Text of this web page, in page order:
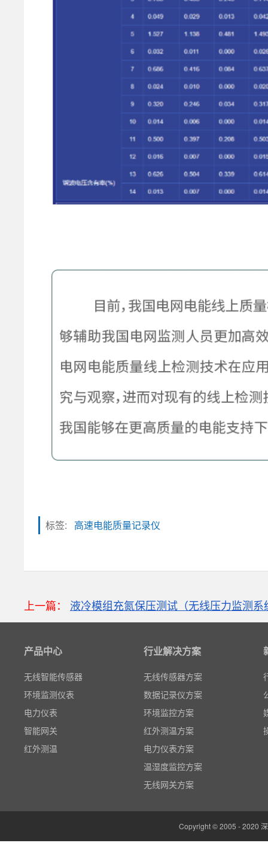
标签: 高速电能质量记录仪
上一篇： 液冷模组充氮保压测试（无线压力监测系
产品中心
粒子计数器
数据记录仪
无线智能传感器
环境监测仪表
电力仪表
智能网关
红外测温
温湿度监控系统
行业解决方案
无线传感器方案
数据记录仪方案
环境监控方案
红外测温方案
电力仪表方案
温湿度监控方案
无线网关方案
Copyright © 2005 - 2020